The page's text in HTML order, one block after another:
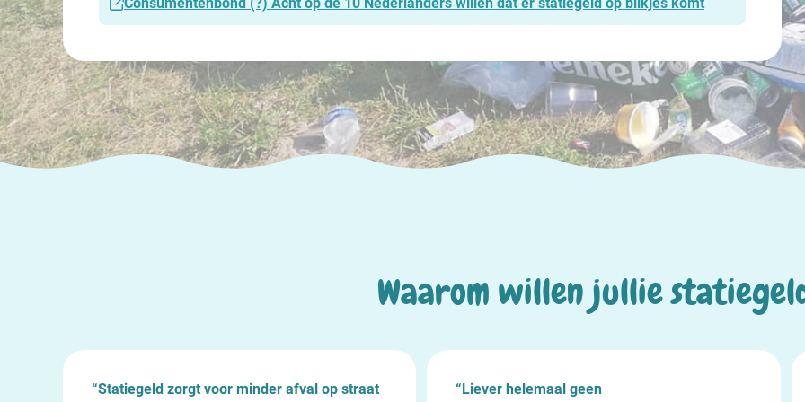
Consumentenbond (?) Acht op de 10 Nederlanders willen dat er statiegeld op blikjes komt
Waarom willen jullie
“Liever helemaal geen “Minder grondstoffen verloren laten gaan,